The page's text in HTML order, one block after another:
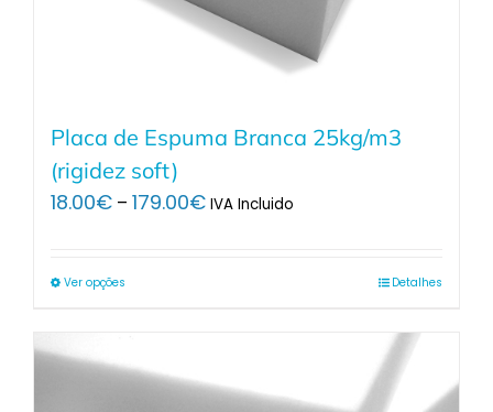
Placa de Espuma Branca 25kg/m3
(rigidez soft)
18.00€ – 179.00€Price
IVA Incluido
Ver opções Detalhes